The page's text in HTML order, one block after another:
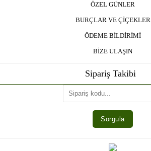
ÖZEL GÜNLER
BURÇLAR VE ÇİÇEKLER
ÖDEME BİLDİRİMİ
BİZE ULAŞIN
Sipariş Takibi